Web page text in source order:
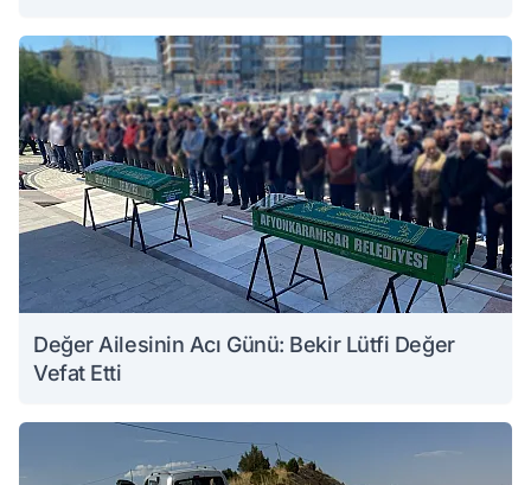
Değer Ailesinin Acı Günü: Bekir Lütfi Değer
Vefat Etti